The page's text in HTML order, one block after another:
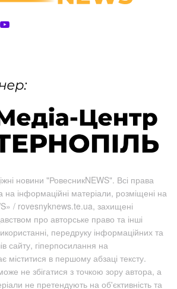
новини "РовесникNEWS". Всі права
на інформаційні матеріали, розміщені на
/ rovesnyknews.te.ua, захищені
про авторське право та інші
передруку інформаційних та
сайту, гіперпосилання на
міститися в першому абзаці тексту.
не збігатися з точкою зору автора, а
не претендують на об'єктивність та